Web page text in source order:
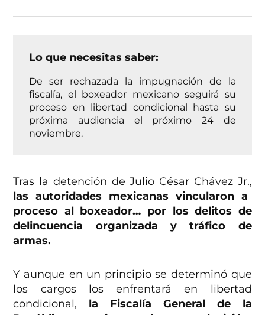
Lo que necesitas saber:
De ser rechazada la impugnación de la
fiscalía, el boxeador mexicano seguirá su
proceso en libertad condicional hasta su
próxima audiencia el próximo 24 de
noviembre.
Tras la detención de Julio César Chávez Jr.,
las autoridades mexicanas vincularon a
proceso al boxeador… por los delitos de
delincuencia organizada y tráfico de
armas.
Y aunque en un principio se determinó que
los cargos los enfrentará en libertad
condicional, la Fiscalía General de la